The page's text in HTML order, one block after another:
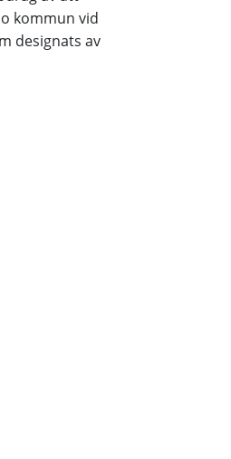
kommun vid
designats av